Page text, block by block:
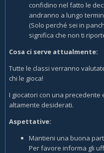
confidino nel fatto le
andranno a lungo
(Solo perché sei in
significa che non ti
Cosa ci serve attualmente:
Tutte le classi verranno
chi le gioca!
I giocatori con una precedente
altamente desiderati.
Aspettative:
Mantieni una buona
Per favore informa gli